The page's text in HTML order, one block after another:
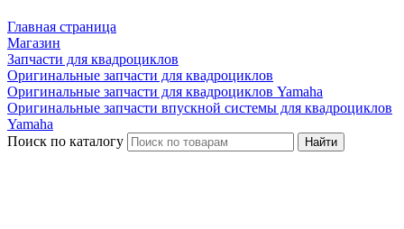
Главная страница
Магазин
Запчасти для квадроциклов
Оригинальные запчасти для квадроциклов
Оригинальные запчасти для квадроциклов Yamaha
Оригинальные запчасти впускной системы для квадроциклов
Yamaha
Поиск по каталогу
Найти